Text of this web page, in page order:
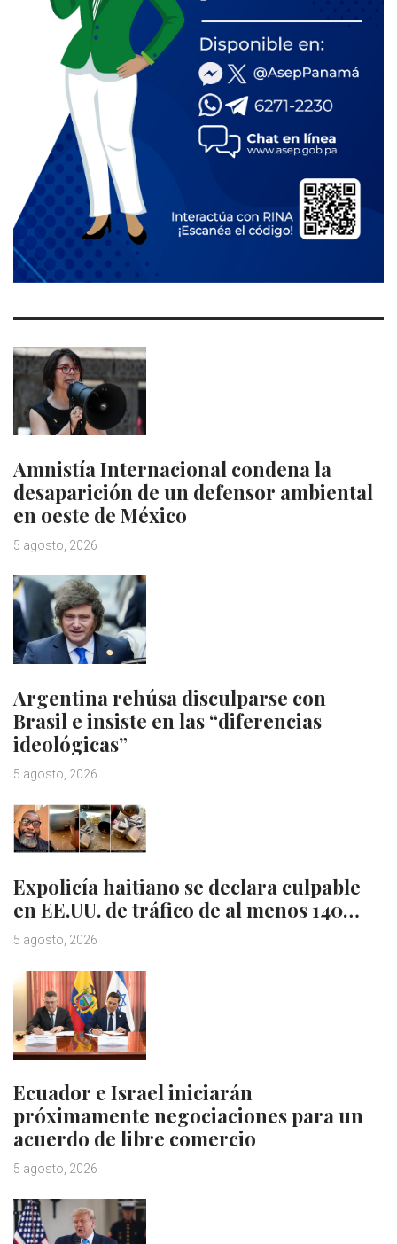
Amnistía Internacional condena la
desaparición de un defensor ambiental
en oeste de México
5 agosto, 2026
Argentina rehúsa disculparse con
Brasil e insiste en las “diferencias
ideológicas”
5 agosto, 2026
Expolicía haitiano se declara culpable
en EE.UU. de tráfico de al menos 140…
5 agosto, 2026
Ecuador e Israel iniciarán
próximamente negociaciones para un
acuerdo de libre comercio
5 agosto, 2026